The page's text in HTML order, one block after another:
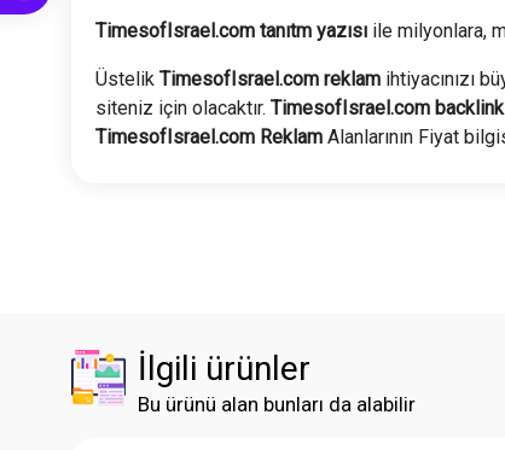
TimesofIsrael.com tanıtm yazısı ile milyonlara,
ÜstelikTimesofIsrael.com reklam ihtiyacınızı
siteniz için olacaktır.TimesofIsrael.com backlink
TimesofIsrael.com Reklam Alanlarının Fiyat
İlgili ürünler
Bu ürünü alan bunları da alabilir